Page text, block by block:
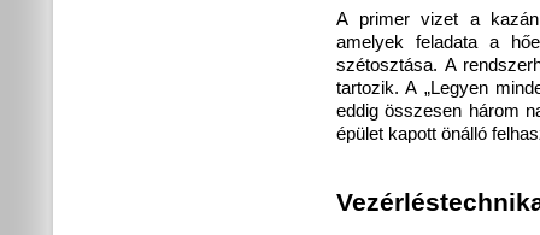
A primer vizet a
amelyek feladata a
szétosztása. A
tartozik. A „Legyen
eddig összesen három
épület kapott önálló